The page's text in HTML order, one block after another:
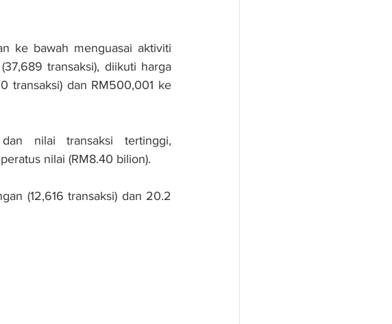
ke bawah menguasai aktiviti
transaksi), diikuti harga
transaksi) dan RM500,001 ke
nilai transaksi tertinggi,
nilai (RM8.40 bilion).
(12,616 transaksi) dan 20.2